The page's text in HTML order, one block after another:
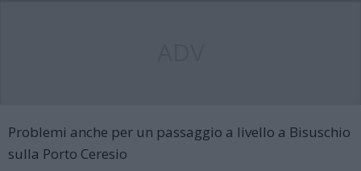
Problemi anche per un passaggio a livello a Bisuschio
sulla Porto Ceresio